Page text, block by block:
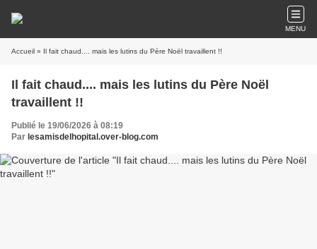
MENU
Accueil » Il fait chaud.... mais les lutins du Père Noël travaillent !!
Il fait chaud.... mais les lutins du Père Noël
travaillent !!
Publié le 19/06/2026 à 08:19
Par lesamisdelhopital.over-blog.com